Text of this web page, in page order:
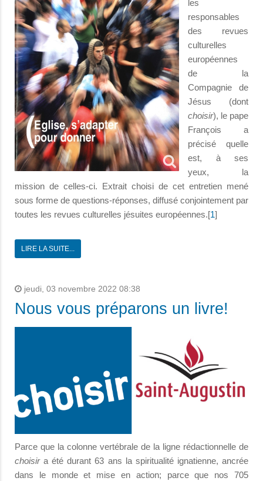
les
responsables
des revues
culturelles
européennes
de la
Compagnie de
Jésus (dont
choisir), le pape
François a
précisé quelle
est, à ses
yeux, la
mission de celles-ci. Extrait choisi de cet entretien mené
sous forme de questions-réponses, diffusé conjointement par
toutes les revues culturelles jésuites européennes.[1]
LIRE LA SUITE...
jeudi, 03 novembre 2022 08:38
Nous vous préparons un livre!
Parce que la colonne vertébrale de la ligne rédactionnelle de
choisira été durant 63 ans la spiritualité ignatienne, ancrée
dans le monde et mise en action; parce que nos 705